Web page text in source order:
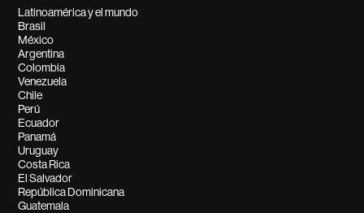
Latinoamérica y el mundo
Brasil
México
Argentina
Colombia
Venezuela
Chile
Perú
Ecuador
Panamá
Uruguay
Costa Rica
El Salvador
República Dominicana
Guatemala